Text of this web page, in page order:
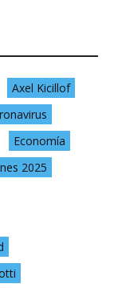
Axel Kicillof
Economía
2025